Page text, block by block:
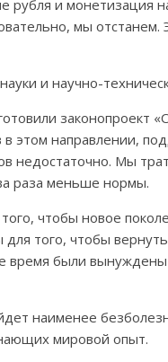
рубля и монетизация
мы отстанем.
и научно-
законопроект
этом направлении,
недостаточно. Мы
раза меньше нормы.
чтобы новое
того, чтобы
время были
наименее
мировой опыт.